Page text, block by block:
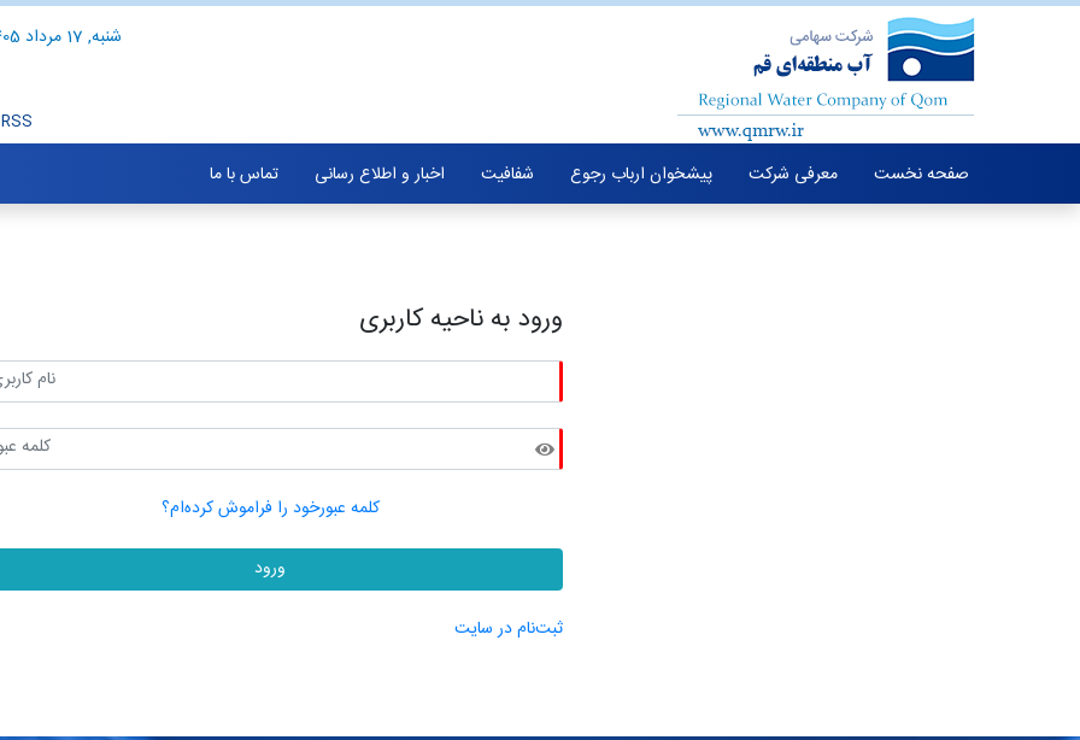
شنبه, 17 مرداد 1405
RSS
صفحه نخست معرفی شرکت پیشخوان ارباب رجوع شفافیت اخبار و اطلاع رسانی تماس با ما
ورود به ناحیه کاربری
کلمه عبورخود را فراموش کرده‌ام؟
ورود
ثبت‌نام در سایت